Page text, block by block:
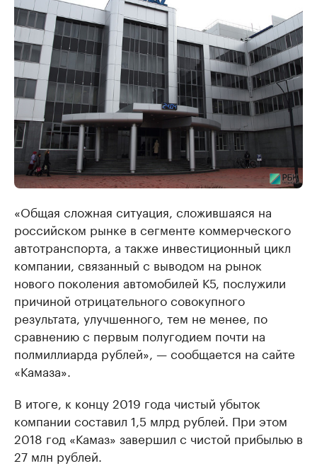
«Общая сложная ситуация, сложившаяся на
российском рынке в сегменте коммерческого
автотранспорта, а также инвестиционный цикл
компании, связанный с выводом на рынок
нового поколения автомобилей К5, послужили
причиной отрицательного совокупного
результата, улучшенного, тем не менее, по
сравнению с первым полугодием почти на
полмиллиарда рублей», — сообщается на сайте
«Камаза».
В итоге, к концу 2019 года чистый убыток
компании составил 1,5 млрд рублей. При этом
2018 год «Камаз» завершил с чистой прибылью в
27 млн рублей.